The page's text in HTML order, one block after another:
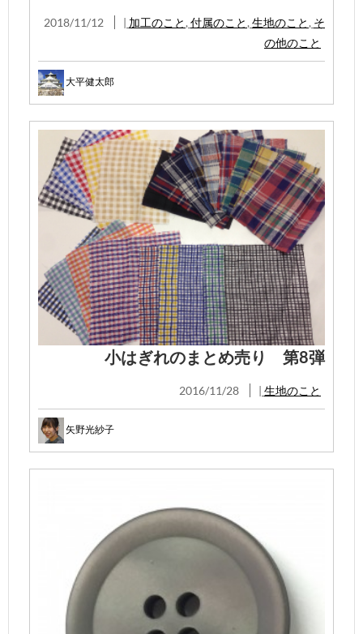
2018/11/12 | 加工のこと , 付属のこと , 生地のこと , そ
の他のこと
大平健太郎
小はぎれのまとめ売り 第8弾
2016/11/28 | 生地のこと
矢野光紗子